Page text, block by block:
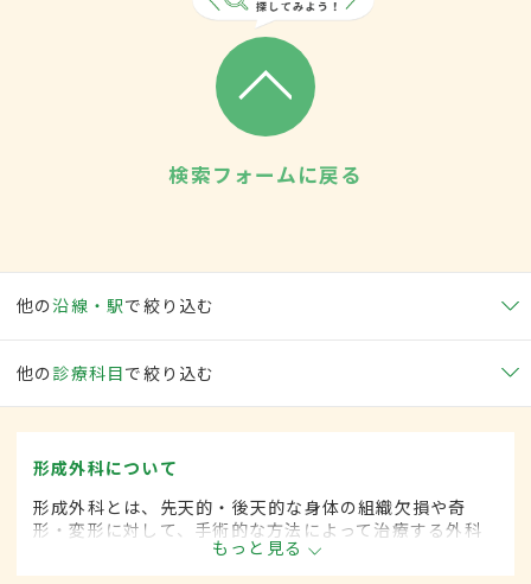
検索フォームに戻る
他の沿線・駅で絞り込む
他の 診療科目で絞り込む
形成外科について
形成外科とは、先天的・後天的な身体の組織欠損や奇
形・変形に対して、手術的な方法によって治療する外科
もっと見る